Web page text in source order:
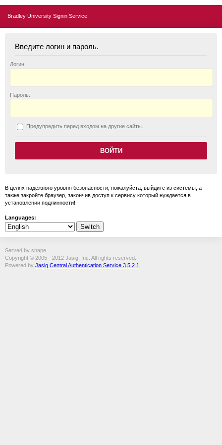
Bradley University Signin Service
Введите логин и пароль.
Логин:
Пароль:
Предупредить перед входом на другие сайты.
В целях надежного уровня безопасности, пожалуйста, выйдите из системы, а
также закройте браузер, закончив доступ к сервису который нуждается в
установлении подлинности!
Languages:
Served by snape
Copyright © 2005 - 2012 Jasig, Inc. All rights reserved.
Powered by Jasig Central Authentication Service 3.5.2.1